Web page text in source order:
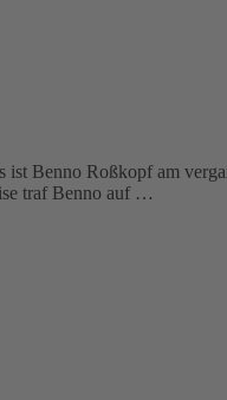
Benno Roßkopf am
traf Benno auf …